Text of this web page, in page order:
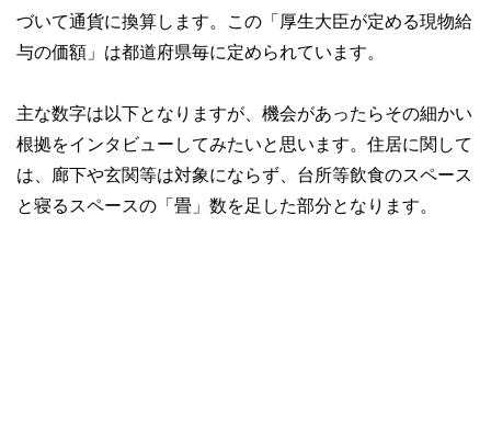
づいて通貨に換算します。この「厚生大臣が定める現物給
与の価額」は都道府県毎に定められています。
主な数字は以下となりますが、機会があったらその細かい
根拠をインタビューしてみたいと思います。住居に関して
は、廊下や玄関等は対象にならず、台所等飲食のスペース
と寝るスペースの「畳」数を足した部分となります。